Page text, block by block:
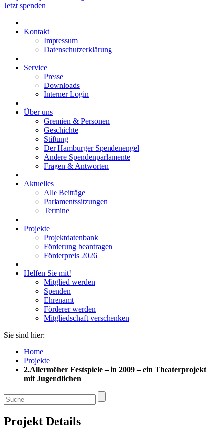
Jetzt spenden
Kontakt
Impressum
Datenschutzerklärung
Service
Presse
Downloads
Interner Login
Über uns
Gremien & Personen
Geschichte
Stiftung
Der Hamburger Spendenengel
Andere Spendenparlamente
Fragen & Antworten
Aktuelles
Alle Beiträge
Parlamentssitzungen
Termine
Projekte
Projektdatenbank
Förderung beantragen
Förderpreis 2026
Helfen Sie mit!
Mitglied werden
Spenden
Ehrenamt
Förderer werden
Mitgliedschaft verschenken
Sie sind hier:
Home
Projekte
2.Allermöher Festspiele – in 2009 – ein Theaterprojekt
mit Jugendlichen
Projekt Details